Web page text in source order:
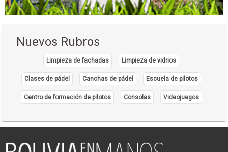
Nuevos Rubros
Limpieza de fachadas Limpieza de vidrios
Clases de pádel Canchas de pádel Escuela de pilotos
Centro de formación de pilotos Consolas Videojuegos